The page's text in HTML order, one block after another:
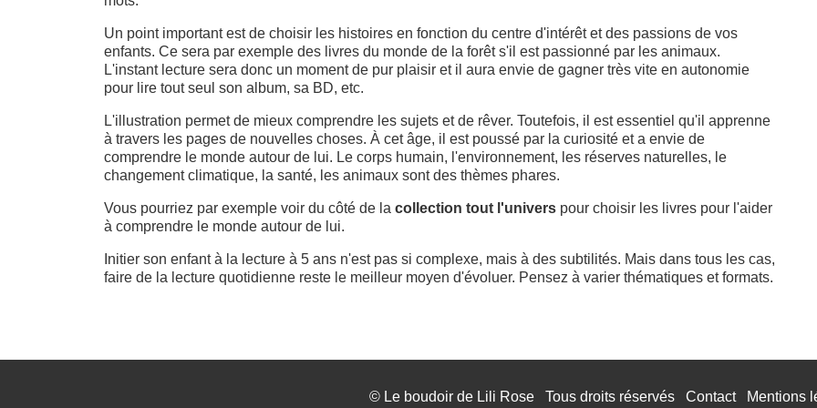
Un point important est de choisir les histoires en fonction du centre d'intérêt et des passions de vos
enfants. Ce sera par exemple des livres du monde de la forêt s'il est passionné par les animaux.
L'instant lecture sera donc un moment de pur plaisir et il aura envie de gagner très vite en autonomie
pour lire tout seul son album, sa BD, etc.
L'illustration permet de mieux comprendre les sujets et de rêver. Toutefois, il est essentiel qu'il apprenne
à travers les pages de nouvelles choses. À cet âge, il est poussé par la curiosité et a envie de
comprendre le monde autour de lui. Le corps humain, l'environnement, les réserves naturelles, le
changement climatique, la santé, les animaux sont des thèmes phares.
Vous pourriez par exemple voir du côté de la collection tout l'univers pour choisir les livres pour l'aider
à comprendre le monde autour de lui.
Initier son enfant à la lecture à 5 ans n'est pas si complexe, mais à des subtilités. Mais dans tous les cas,
faire de la lecture quotidienne reste le meilleur moyen d'évoluer. Pensez à varier thématiques et formats.
© Le boudoir de Lili Rose Tous droits réservés Contact Mentions